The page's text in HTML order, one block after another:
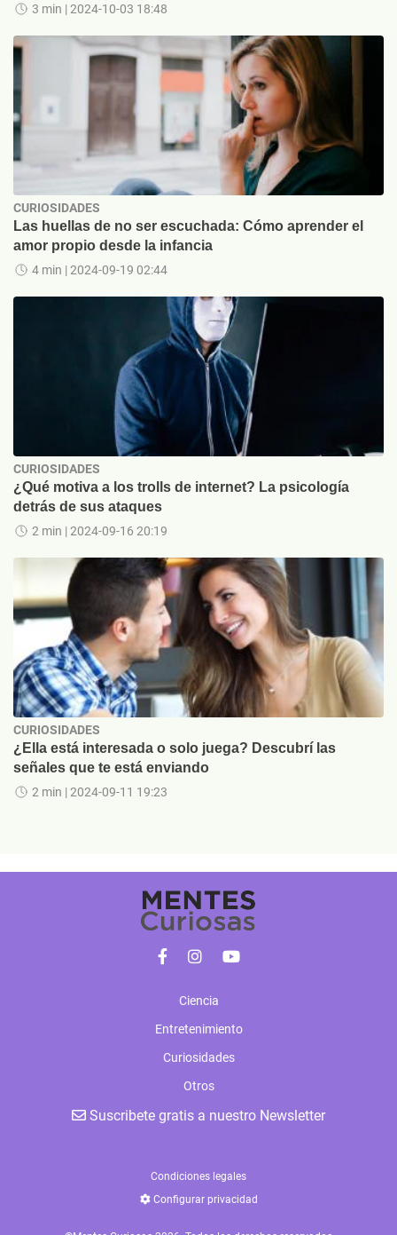
3 min | 2024-10-03 18:48
CURIOSIDADES
Las huellas de no ser escuchada: Cómo aprender el
amor propio desde la infancia
4 min | 2024-09-19 02:44
CURIOSIDADES
¿Qué motiva a los trolls de internet? La psicología
detrás de sus ataques
2 min | 2024-09-16 20:19
CURIOSIDADES
¿Ella está interesada o solo juega? Descubrí las
señales que te está enviando
2 min | 2024-09-11 19:23
Ciencia
Entretenimiento
Curiosidades
Otros
Suscribete gratis a nuestro Newsletter
Condiciones legales
Configurar privacidad